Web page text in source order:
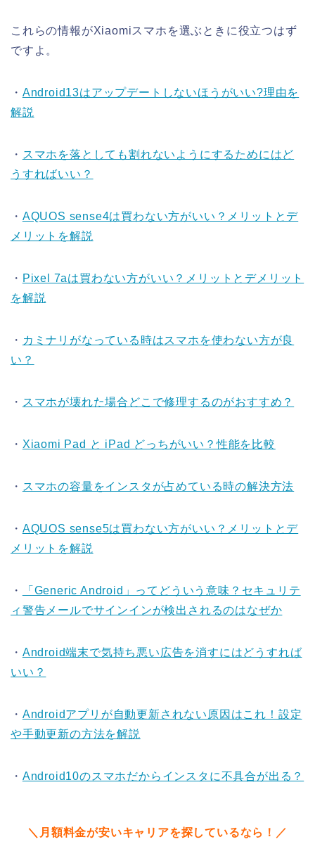
これらの情報がXiaomiスマホを選ぶときに役立つはず
ですよ。
・ Android13はアップデートしないほうがいい?理由を
解説
・ スマホを落としても割れないようにするためにはど
うすればいい？
・ AQUOS sense4は買わない方がいい？メリットとデ
メリットを解説
・ Pixel 7aは買わない方がいい？メリットとデメリット
を解説
・ カミナリがなっている時はスマホを使わない方が良
い？
・ スマホが壊れた場合どこで修理するのがおすすめ？
・ Xiaomi Pad と iPad どっちがいい？性能を比較
・ スマホの容量をインスタが占めている時の解決方法
・ AQUOS sense5は買わない方がいい？メリットとデ
メリットを解説
・
「Generic Android」ってどういう意味？セキュリテ
ィ警告メールでサインインが検出されるのはなぜか
・ Android端末で気持ち悪い広告を消すにはどうすれば
いい？
・ Androidアプリが自動更新されない原因はこれ！設定
や手動更新の方法を解説
・ Android10のスマホだからインスタに不具合が出る？
＼月額料金が安いキャリアを探しているなら！／